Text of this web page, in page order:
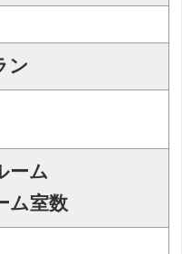
ン
ーム
ム室数